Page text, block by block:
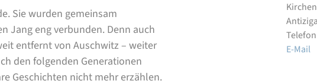
Sie wurden gemeinsam
Jang eng verbunden. Denn auch
entfernt von Auschwitz – weiter
den folgenden Generationen
Geschichten nicht mehr erzählen.
Telefon
E-Mail